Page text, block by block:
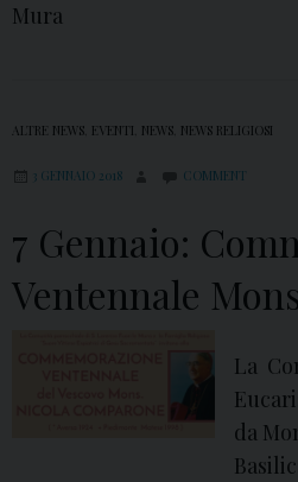
s
Mura
ALTRE NEWS EVENTI NEWS NEWS RELIGIOSI
3 GENNAIO 2018 COMMENT
7 Gennaio:
Ventennale
La
da